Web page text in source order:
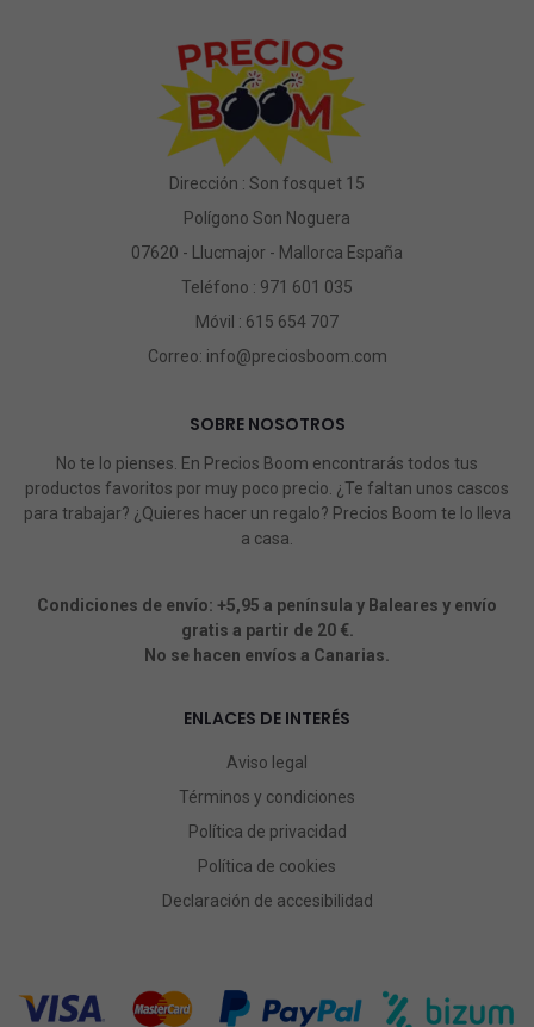
Dirección : Son fosquet 15
Polígono Son Noguera
07620 - Llucmajor - Mallorca España
Teléfono : 971 601 035
Móvil : 615 654 707
Correo: info@preciosboom.com
SOBRE NOSOTROS
No te lo pienses. En Precios Boom encontrarás todos tus
productos favoritos por muy poco precio. ¿Te faltan unos cascos
para trabajar? ¿Quieres hacer un regalo? Precios Boom te lo lleva
a casa.
Condiciones de envío: +5,95 a península y Baleares y envío
gratis a partir de 20 €.
No se hacen envíos a Canarias.
ENLACES DE INTERÉS
Aviso legal
Términos y condiciones
Política de privacidad
Política de cookies
Declaración de accesibilidad